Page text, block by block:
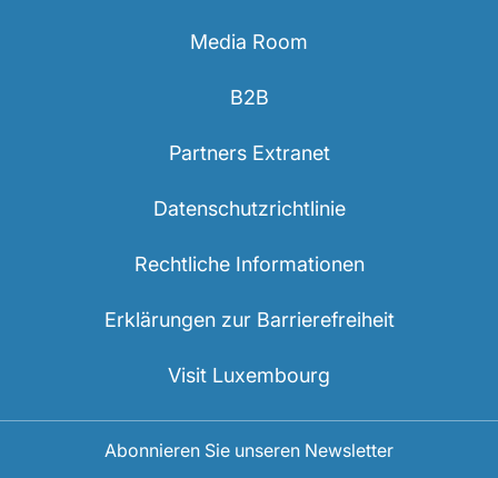
Media Room
B2B
Partners Extranet
Datenschutzrichtlinie
Rechtliche Informationen
Erklärungen zur Barrierefreiheit
Visit Luxembourg
Abonnieren Sie unseren Newsletter